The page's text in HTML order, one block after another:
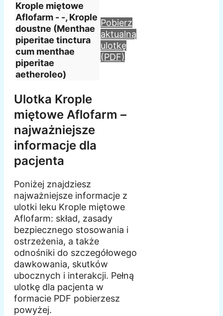
Krople miętowe
Aflofarm - -, Krople
doustne (Menthae
piperitae tinctura
cum menthae
piperitae
aetheroleo)
Pobierz
aktualną
ulotkę
(PDF)
Ulotka Krople
miętowe Aflofarm –
najważniejsze
informacje dla
pacjenta
Poniżej znajdziesz
najważniejsze informacje z
ulotki leku Krople miętowe
Aflofarm: skład, zasady
bezpiecznego stosowania i
ostrzeżenia, a także
odnośniki do szczegółowego
dawkowania, skutków
ubocznych i interakcji. Pełną
ulotkę dla pacjenta w
formacie PDF pobierzesz
powyżej.